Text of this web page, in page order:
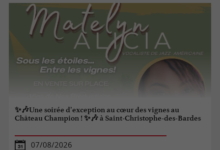
✨🎶Une soirée d’exception au cœur des vignes au
Château Champion ! ✨🎶 à Saint-Christophe-des-Bardes
07/08/2026